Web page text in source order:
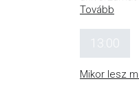
Tovább
13:00
Mikor lesz